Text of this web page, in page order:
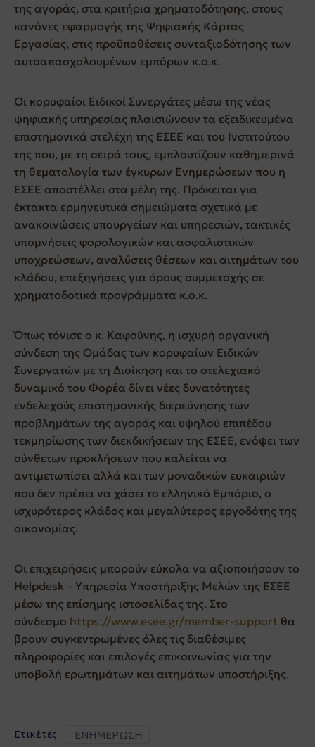
της αγοράς, στα κριτήρια χρηματοδότησης, στους
κανόνες εφαρμογής της Ψηφιακής Κάρτας
Εργασίας, στις προϋποθέσεις συνταξιοδότησης των
αυτοαπασχολουμένων εμπόρων κ.ο.κ.
Οι κορυφαίοι Ειδικοί Συνεργάτες μέσω της νέας
ψηφιακής υπηρεσίας πλαισιώνουν τα εξειδικευμένα
επιστημονικά στελέχη της ΕΣΕΕ και του Ινστιτούτου
της που, με τη σειρά τους, εμπλουτίζουν καθημερινά
τη θεματολογία των έγκυρων Ενημερώσεων που η
ΕΣΕΕ αποστέλλει στα μέλη της. Πρόκειται για
έκτακτα ερμηνευτικά σημειώματα σχετικά με
ανακοινώσεις υπουργείων και υπηρεσιών, τακτικές
υπομνήσεις φορολογικών και ασφαλιστικών
υποχρεώσεων, αναλύσεις θέσεων και αιτημάτων του
κλάδου, επεξηγήσεις για όρους συμμετοχής σε
χρηματοδοτικά προγράμματα κ.ο.κ.
Όπως τόνισε ο κ. Καφούνης, η ισχυρή οργανική
σύνδεση της Ομάδας των κορυφαίων Ειδικών
Συνεργατών με τη Διοίκηση και το στελεχιακό
δυναμικό του Φορέα δίνει νέες δυνατότητες
ενδελεχούς επιστημονικής διερεύνησης των
προβλημάτων της αγοράς και υψηλού επιπέδου
τεκμηρίωσης των διεκδικήσεων της ΕΣΕΕ, ενόψει των
σύνθετων προκλήσεων που καλείται να
αντιμετωπίσει αλλά και των μοναδικών ευκαιριών
που δεν πρέπει να χάσει το ελληνικό Εμπόριο, ο
ισχυρότερος κλάδος και μεγαλύτερος εργοδότης της
οικονομίας.
Οι επιχειρήσεις μπορούν εύκολα να αξιοποιήσουν το
Helpdesk – Υπηρεσία Υποστήριξης Μελών της ΕΣΕΕ
μέσω της επίσημης ιστοσελίδας της. Στο
σύνδεσμο https://www.esee.gr/member-support θα
βρουν συγκεντρωμένες όλες τις διαθέσιμες
πληροφορίες και επιλογές επικοινωνίας για την
υποβολή ερωτημάτων και αιτημάτων υποστήριξης.
Ετικέτες: ΕΝΗΜΕΡΩΣΗ